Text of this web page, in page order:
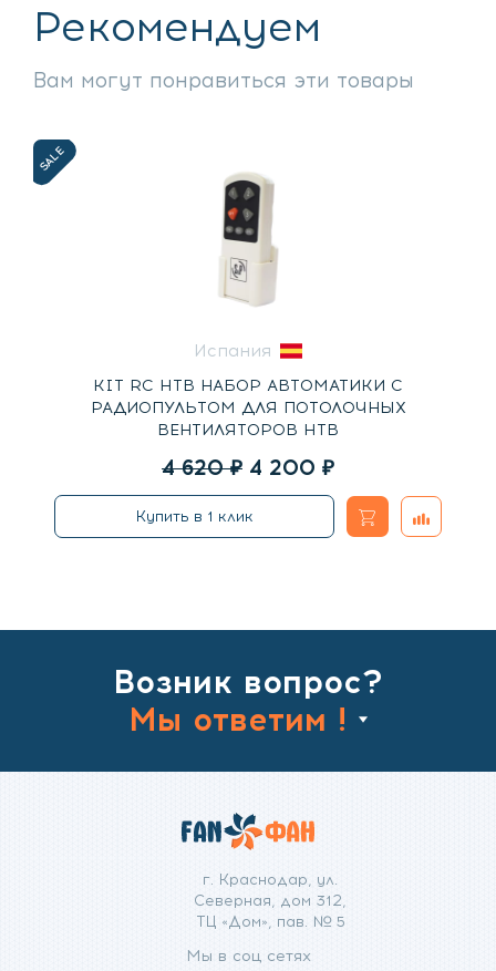
Рекомендуем
Вам могут понравиться эти товары
SALE
Испания
KIT RC HTB НАБОР АВТОМАТИКИ С
РАДИОПУЛЬТОМ ДЛЯ ПОТОЛОЧНЫХ
ВЕНТИЛЯТОРОВ HTB
4 620₽ Первоначальная
цена
составляла
4 200 ₽Текущая
цена:
Купить в 1 клик
В
корзину
Добавить
к
Возник вопрос?
Мы ответим !
г. Краснодар, ул.
Северная, дом 312,
ТЦ «Дом», пав. № 5
Мы в соц сетях